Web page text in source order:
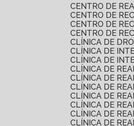
CENTRO DE
CENTRO DE
CENTRO DE
CENTRO DE
CLÍNICA DE
CLÍNICA DE
CLÍNICA DE
CLÍNICA DE
CLÍNICA DE
CLÍNICA DE
CLÍNICA DE
CLÍNICA DE
CLÍNICA DE
CLÍNICA DE